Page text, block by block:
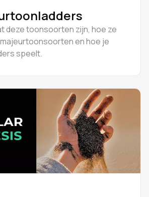
deze toonsoorten zijn, hoe ze
en hoe je
speelt.